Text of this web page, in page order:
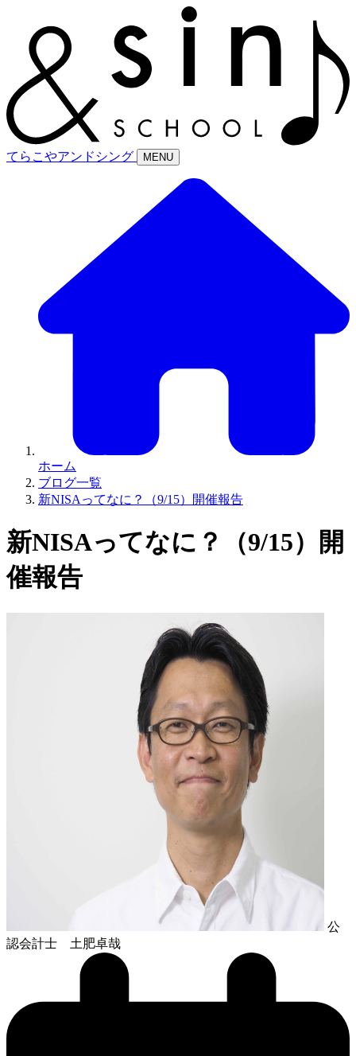
てらこやアンドシング MENU
ホーム
ブログ一覧
新NISAってなに？（9/15）開催報告
新NISAってなに？（9/15）開
催報告
公
認会計士 土肥卓哉